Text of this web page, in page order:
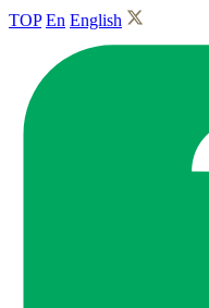
TOP En English